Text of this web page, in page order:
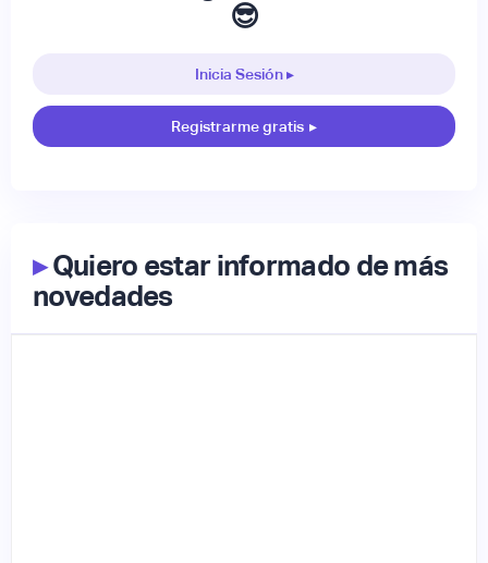
😎
Inicia Sesión ▸
Registrarme gratis ▸
▸Quiero estar informado de más
novedades